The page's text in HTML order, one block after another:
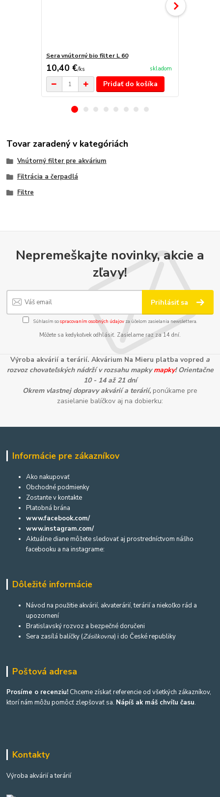
Sera vnútorný bio filter L 60
10,40 €/ks skladom
Pridať do košíka
Tovar zaradený v kategóriách
Vnútorný filter pre akvárium
Filtrácia a čerpadlá
Filtre
Nepremeškajte novinky, akcie a
zľavy!
Prihlásiť sa
Súhlasím sospracovaním osobných údajov za účelom zasielania newslettera.
Môžete sa kedykoľvek odhlásiť. Zasielame raz za 14 dní.
Výroba akvárií a terárií. Akvárium Na Mieru platba vopred a
rozvoz chovateľských nádrží v rozsahu mapkymapky! Orientačne
10 - 14 až 21 dní
Okrem vlastnej dopravy akvárií a terárií, ponúkame pre
zasielanie balíčkov aj na dobierku:
Informácie pre zákazníkov
Ako nakupovať
Obchodné podmienky
Zostante v kontakte
Platobná brána
www.facebook.com/
www.instagram.com/
Aktuálne diane môžete sledovať aj prostredníctvom nášho
facebooku a na instagrame:
Dôležité informácie
Návod na použitie akvárií, akvaterárií, terárií a niekoľko rád a
upozornení
Bratislavský rozvoz a bezpečné doručeni
Sera zasílá balíčky (Zásilkovna) i do České republiky
Poštová adresa
Prosíme o recenziu! Chceme získať referencie od všetkých zákazníkov,
ktorí nám môžu pomôcť zlepšovať sa. Nápíš ak máš chvíľu času.
Kontakty
Výroba akvárií a terárií